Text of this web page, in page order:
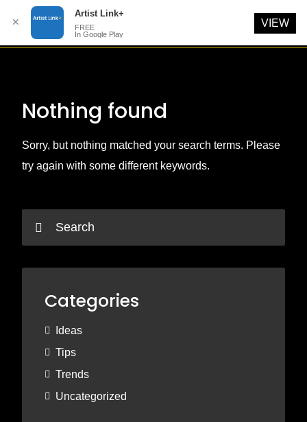
Nothing found
Sorry, but nothing matched your search terms. Please
try again with some different keywords.
Categories
Ideas
Tips
Trends
Uncategorized
✕
Artist Link+
FREE
In Google Play
VIEW